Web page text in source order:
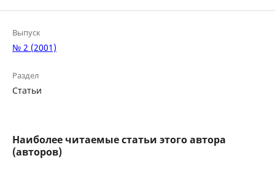
Выпуск
№ 2 (2001)
Раздел
Статьи
Наиболее читаемые статьи этого автора
(авторов)